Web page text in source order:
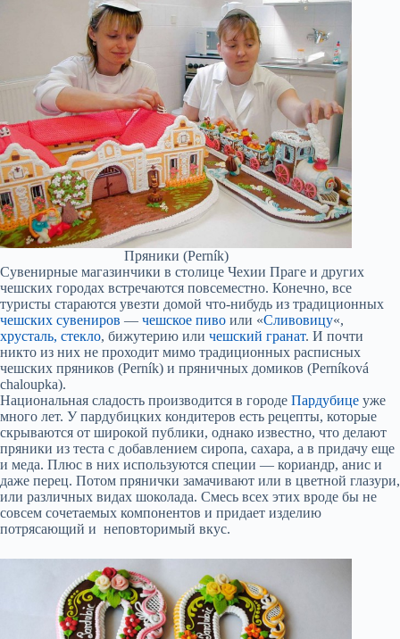
Пряники (Perník)
Сувенирные магазинчики в столице Чехии Праге и других
чешских городах встречаются повсеместно. Конечно, все
туристы стараются увезти домой что-нибудь из традиционных
чешских сувениров — чешское пиво или «Сливовицу«,
хрусталь, стекло, бижутерию или чешский гранат. И почти
никто из них не проходит мимо традиционных расписных
чешских пряников (Perník) и пряничных домиков (Perníková
chaloupka).
Национальная сладость производится в городе Пардубице уже
много лет. У пардубицких кондитеров есть рецепты, которые
скрываются от широкой публики, однако известно, что делают
пряники из теста с добавлением сиропа, сахара, а в придачу еще
и меда. Плюс в них используются специи — кориандр, анис и
даже перец. Потом прянички замачивают или в цветной глазури,
или различных видах шоколада. Смесь всех этих вроде бы не
совсем сочетаемых компонентов и придает изделию
потрясающий и неповторимый вкус.